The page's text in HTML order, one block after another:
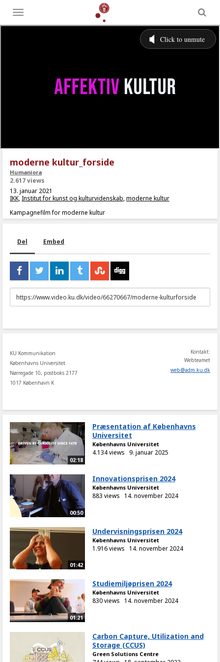
Toggle
menu
moderne kultur_forside
Humaniora
2.617 views
13. januar 2021
IKK,Institut for kunst og kulturvidenskab,moderne kultur
Kampagnefilm for moderne kultur
Del Embed
URL
to
KU Kommunikation
Københavns Universitet
Nørregade 10, postboks 2177
1017 København K
Kontakt:
Webteamet
web@adm.ku.dk
02:18
Præsentation af Københavns
Universitet
Københavns Universitet
4.134 views 9. januar 2025
00:50
Innovationsprisen 2024
Københavns Universitet
883 views 14. november 2024
01:42
Undervisningsprisen 2024
Københavns Universitet
1.916 views 14. november 2024
01:21
Studiemiljøprisen 2024
Københavns Universitet
830 views 14. november 2024
Carbon Capture, Utilization and
Storage (CCUS)
Green Solutions Centre